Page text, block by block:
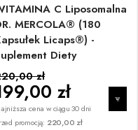
C Liposomalna
MERCOLA® (180
Licaps®) -
Diety
zł
zł
cena w ciągu 30 dni
promocją: 220,00 zł